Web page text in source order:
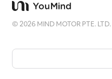
©2026 MIND MOTOR PTE. LTD.